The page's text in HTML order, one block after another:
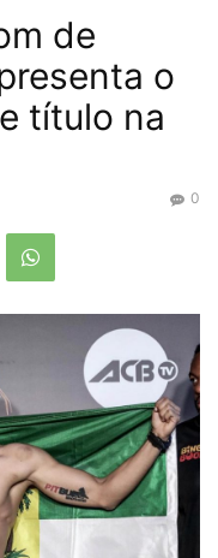
de
o
título na
0